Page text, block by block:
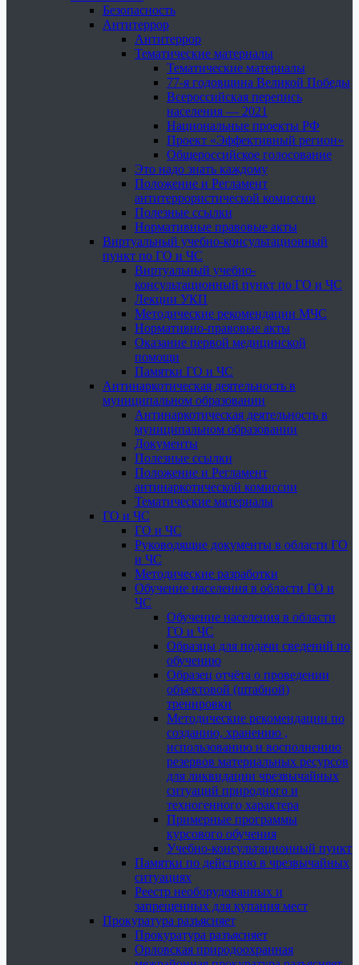
Безопасность
Антитеррор
Антитеррор
Тематические материалы
Тематические материалы
77-я годовщина Великой Победы
Всероссийская перепись
населения — 2021
Национальные проекты РФ
Проект «Эффективный регион»
Общероссийское голосование
Это надо знать каждому
Положение и Регламент
антитеррористической комиссии
Полезные ссылки
Нормативные правовые акты
Виртуальный учебно-консультационный
пункт по ГО и ЧС
Виртуальный учебно-
консультационный пункт по ГО и ЧС
Лекции УКП
Методические рекомендации МЧС
Нормативно-правовые акты
Оказание первой медицинской
помощи
Памятки ГО и ЧС
Антинаркотическая деятельность в
муниципальном образовании
Антинаркотическая деятельность в
муниципальном образовании
Документы
Полезные ссылки
Положение и Регламент
антинаркотической комиссии
Тематические материалы
ГО и ЧС
ГО и ЧС
Руководящие документы в области ГО
и ЧС
Методические разработки
Обучение населения в области ГО и
ЧС
Обучение населения в области
ГО и ЧС
Образцы для подачи сведений по
обучению
Образец отчёта о проведении
объектовой (штабной)
тренировки
Методические рекомендации по
созданию, хранению ,
использованию и восполнению
резервов материальных ресурсов
для ликвидации чрезвычайных
ситуаций природного и
техногенного характера
Примерные программы
курсового обучения
Учебно-консультационный пункт
Памятки по действию в чрезвычайных
ситуациях
Реестр необорудованных и
запрещенных для купания мест
Прокуратура разъясняет
Прокуратура разъясняет
Орловская природоохранная